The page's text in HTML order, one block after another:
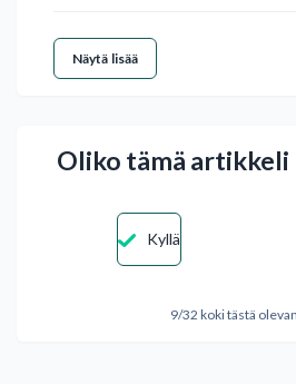
Näytä lisää
Oliko tämä artikkeli
Kyllä
9/32 koki tästä